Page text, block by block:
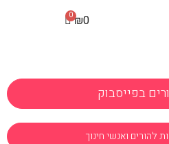
₪0
בפייסבוק
להורים ואנשי חינוך